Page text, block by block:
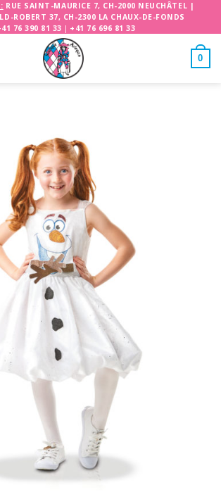
RUE SAINT-MAURICE 7, CH-2000 NEUCHÂTEL |
ROBERT 37, CH-2300 LA CHAUX-DE-FONDS
76 390 81 33 | +41 76 696 81 33
0